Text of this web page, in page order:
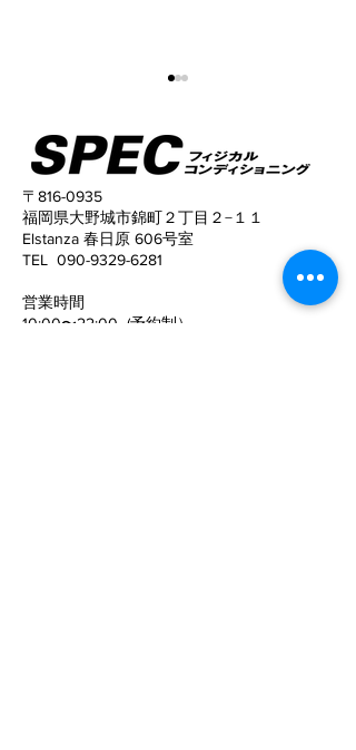
姿勢がこんなに変わる！
〒816-0935
福岡県大野城市錦町２丁目２−１１
Elstanza 春日原 606号室
TEL 090-9329-6281
​営業時間
10:00〜22:00 (予約制）